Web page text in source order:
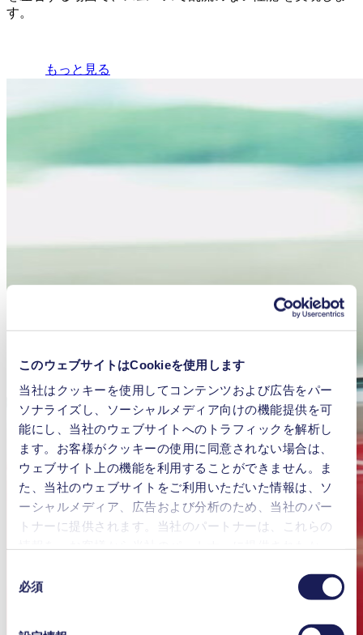
このウェブサイトはCookieを使用します
当社はクッキーを使用してコンテンツおよび広告をパー
ソナライズし、ソーシャルメディア向けの機能提供を可
能にし、当社のウェブサイトへのトラフィックを解析し
ます。お客様がクッキーの使用に同意されない場合は、
ウェブサイト上の機能を利用することができません。ま
た、当社のウェブサイトをご利用いただいた情報は、ソ
ーシャルメディア、広告および分析のため、当社のパー
トナーに提供されます。当社のパートナーは、これらの
データと組み合わせる場合があります。お客様の同意登
録は、ウェブサイトの末尾に記載されている「Cookies」
をクリックし、チェックマークを外していただけば、い
必須
す。
もっと見る